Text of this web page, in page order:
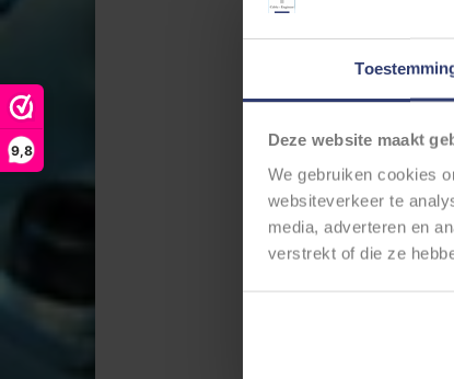
Deze website maakt
We gebruiken cookies
websiteverkeer te
media, adverteren en
verstrekt of die ze
9,8